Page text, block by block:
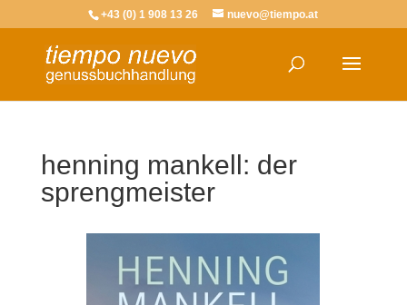
+43 (0) 1 908 13 26 nuevo@tiempo.at
henning mankell: der
sprengmeister